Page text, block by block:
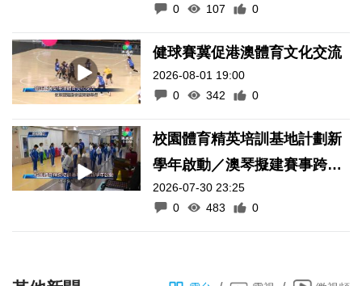
0
107 0
健球賽冀促港澳體育文化交流
2026-08-01 19:00
0
342 0
校園體育精英培訓基地計劃新
學年啟動／澳琴擬建賽事跨境
通關便利化機制
2026-07-30 23:25
0
483 0